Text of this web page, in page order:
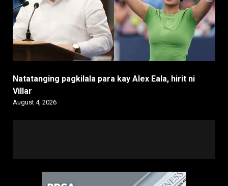
Natatanging pagkilala para kay Alex Eala, hirit ni
Villar
August 4, 2026